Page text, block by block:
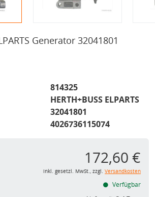
Generator 32041801
814325
HERTH+BUSS ELPARTS
32041801
4026736115074
172,60 €
inkl. gesetzl. MwSt., zzgl. Versandkosten
Verfügbar